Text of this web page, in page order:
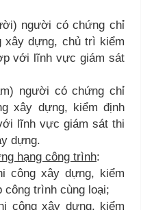
người có chứng chỉ
xây dựng, chủ trì kiểm
với lĩnh vực giám sát
người có chứng chỉ
xây dựng, kiểm định
lĩnh vực giám sát thi
dựng.
hạng công trình:
công xây dựng, kiểm
trình cùng loại;
công xây dựng, kiểm